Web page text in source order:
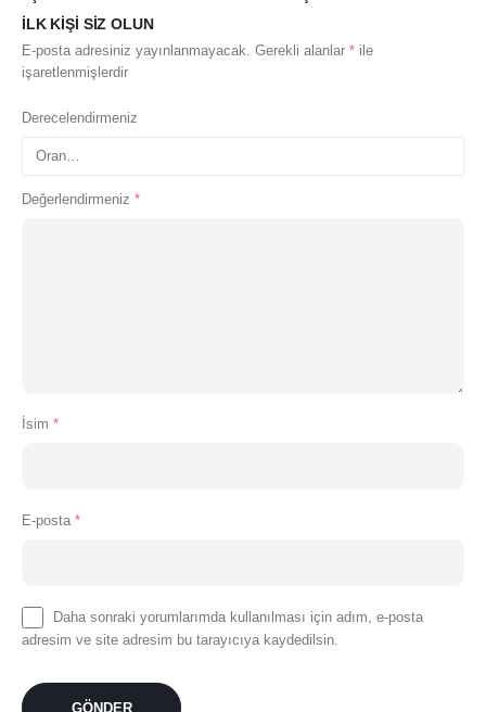
ILK KIŞI SIZ OLUN
E-posta adresiniz yayınlanmayacak. Gerekli alanlar * ile
işaretlenmişlerdir
Derecelendirmeniz
Değerlendirmeniz *
İsim *
E-posta *
Daha sonraki yorumlarımda kullanılması için adım, e-posta
adresim ve site adresim bu tarayıcıya kaydedilsin.